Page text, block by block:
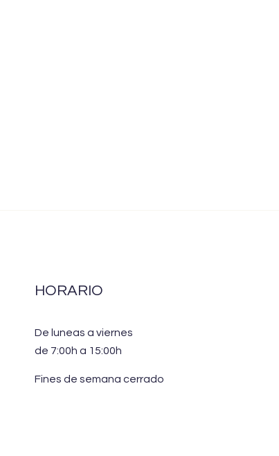
HORARIO
De luneas a viernes
de 7:00h a 15:00h
Fines de semana cerrado